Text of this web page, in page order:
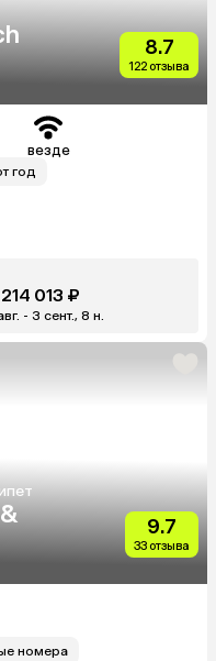
8.7
122 отзыва
везде
год
013 ₽
- 3 сент., 8 н.
9.7
33 отзыва
номера